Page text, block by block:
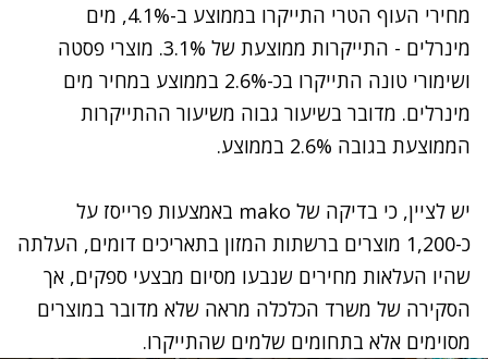
מחירי העוף הטרי התייקרו בממוצע ב-4.1%, מים
מינרלים - התייקרות ממוצעת של 3.1%. מוצרי פסטה
ושימורי טונה התייקרו בכ-2.6% בממוצע במחיר מים
מינרלים. מדובר בשיעור גבוה משיעור ההתייקרות
הממוצעת בגובה 2.6% בממוצע.
יש לציין, כי בדיקה של mako
באמצעות פרייסז על
כ-1,200 מוצרים ברשתות המזון בתאריכים דומים, העלתה
שהיו העלאות מחירים שנבעו מסיום מבצעי ספקים, אך
הסקירה של משרד הכלכלה מראה שלא מדובר במוצרים
מסוימים אלא בתחומים שלמים שהתייקרו.